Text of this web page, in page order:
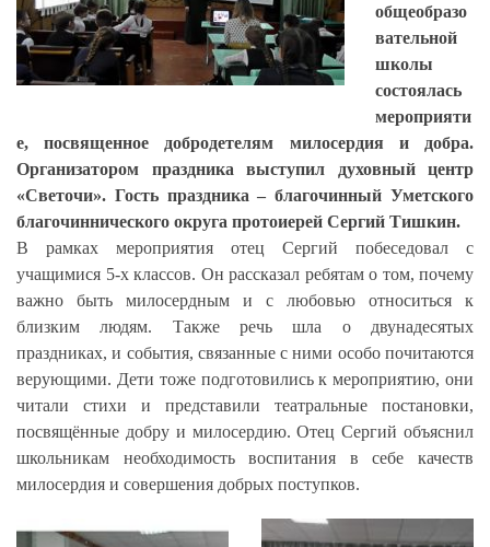
общеобразо
вательной
школы
состоялась
мероприяти
е, посвященное добродетелям милосердия и добра.
Организатором праздника выступил духовный центр
«Светочи». Гость праздника – благочинный Уметского
благочиннического округа протоиерей Сергий Тишкин.
В рамках мероприятия отец Сергий побеседовал с
учащимися 5-х классов. Он рассказал ребятам о том, почему
важно быть милосердным и с любовью относиться к
близким людям. Также речь шла о двунадесятых
праздниках, и события, связанные с ними особо почитаются
верующими. Дети тоже подготовились к мероприятию, они
читали стихи и представили театральные постановки,
посвящённые добру и милосердию. Отец Сергий объяснил
школьникам необходимость воспитания в себе качеств
милосердия и совершения добрых поступков.